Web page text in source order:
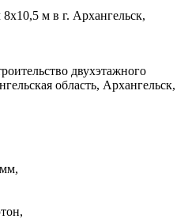
м в г. Архангельск,
двухэтажного
область, Архангельск,